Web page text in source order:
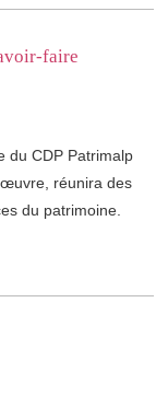
faire
du CDP Patrimalp
réunira des
du patrimoine.